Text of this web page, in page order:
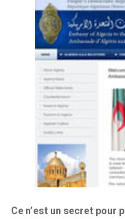
Ce n’est un secret pour